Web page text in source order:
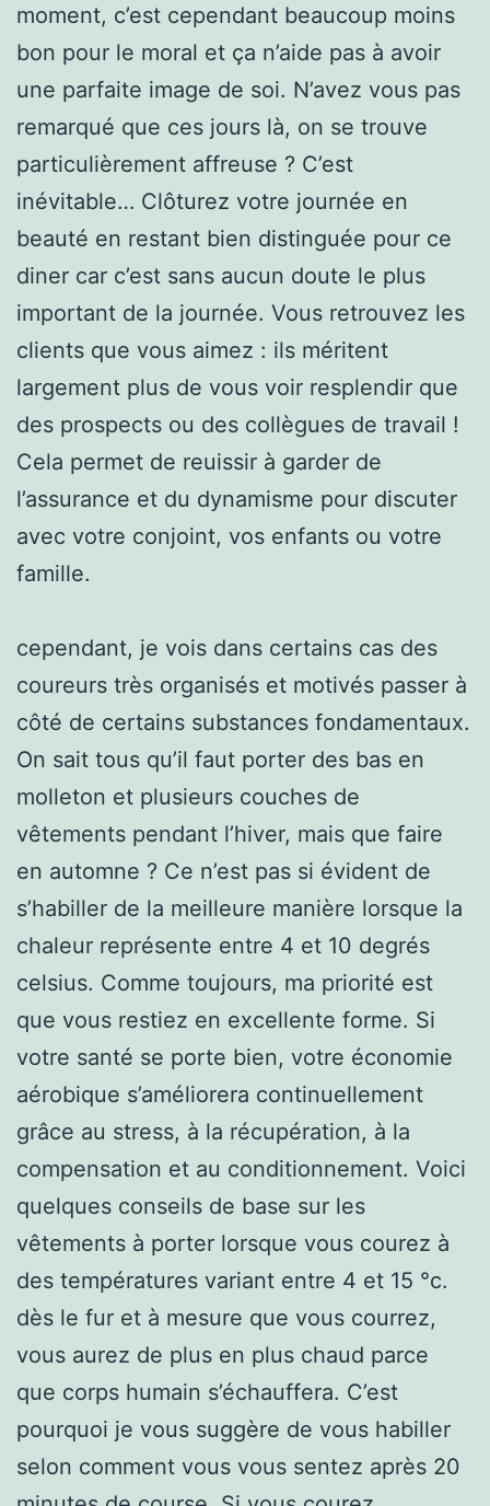
moment, c’est cependant beaucoup moins
bon pour le moral et ça n’aide pas à avoir
une parfaite image de soi. N’avez vous pas
remarqué que ces jours là, on se trouve
particulièrement affreuse ? C’est
inévitable… Clôturez votre journée en
beauté en restant bien distinguée pour ce
diner car c’est sans aucun doute le plus
important de la journée. Vous retrouvez les
clients que vous aimez : ils méritent
largement plus de vous voir resplendir que
des prospects ou des collègues de travail !
Cela permet de reuissir à garder de
l’assurance et du dynamisme pour discuter
avec votre conjoint, vos enfants ou votre
famille.
cependant, je vois dans certains cas des
coureurs très organisés et motivés passer à
côté de certains substances fondamentaux.
On sait tous qu’il faut porter des bas en
molleton et plusieurs couches de
vêtements pendant l’hiver, mais que faire
en automne ? Ce n’est pas si évident de
s’habiller de la meilleure manière lorsque la
chaleur représente entre 4 et 10 degrés
celsius. Comme toujours, ma priorité est
que vous restiez en excellente forme. Si
votre santé se porte bien, votre économie
aérobique s’améliorera continuellement
grâce au stress, à la récupération, à la
compensation et au conditionnement. Voici
quelques conseils de base sur les
vêtements à porter lorsque vous courez à
des températures variant entre 4 et 15 °c.
dès le fur et à mesure que vous courrez,
vous aurez de plus en plus chaud parce
que corps humain s’échauffera. C’est
pourquoi je vous suggère de vous habiller
selon comment vous vous sentez après 20